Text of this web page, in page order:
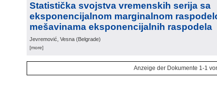
Statistička svojstva vremenskih serija sa
eksponencijalnom marginalnom
mešavinama eksponencijalnih raspodela
Jevremović, Vesna (Belgrade)
[more]
Anzeige der Dokumente 1-1